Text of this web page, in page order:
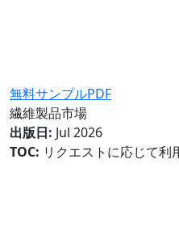
無料サンプルPDF
繊維製品市場
出版日: Jul 2026
TOC: リクエストに応じて利